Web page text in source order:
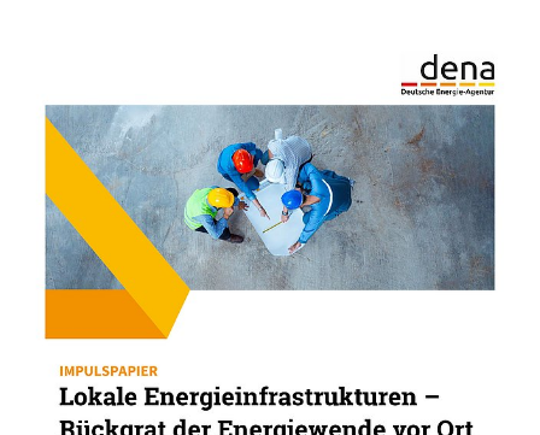
PUBLIKATION
Lokale Energieinfrastrukturen – Rückgrat
der Energiewende vor Ort